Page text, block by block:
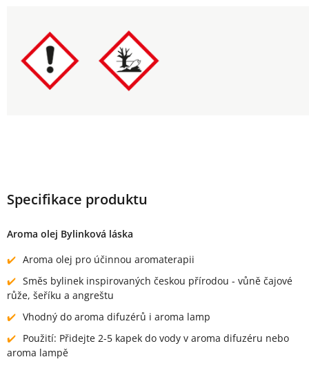
Specifikace produktu
Aroma olej Bylinková láska
Aroma olej pro účinnou aromaterapii
Směs bylinek inspirovaných českou přírodou - vůně čajové
růže, šeříku a angreštu
Vhodný do aroma difuzérů i aroma lamp
Použití: Přidejte 2-5 kapek do vody v aroma difuzéru nebo
aroma lampě